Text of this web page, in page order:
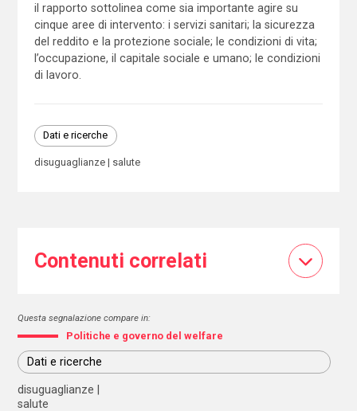
il rapporto sottolinea come sia importante agire su
cinque aree di intervento: i servizi sanitari; la sicurezza
del reddito e la protezione sociale; le condizioni di vita;
l’occupazione, il capitale sociale e umano; le condizioni
di lavoro.
Dati e ricerche
disuguaglianze salute
Contenuti correlati
Questa segnalazione compare in:
Politiche e governo del welfare
Dati e ricerche
disuguaglianze
salute